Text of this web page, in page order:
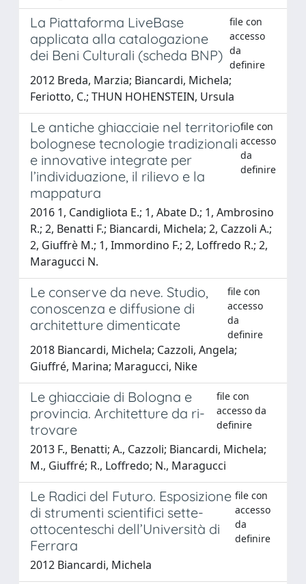
La Piattaforma LiveBase
applicata alla catalogazione
dei Beni Culturali (scheda BNP)
file con
accesso
da
definire
2012 Breda, Marzia; Biancardi, Michela;
Feriotto, C.; THUN HOHENSTEIN, Ursula
Le antiche ghiacciaie nel territorio
bolognese tecnologie tradizionali
e innovative integrate per
l’individuazione, il rilievo e la
mappatura
file con
accesso
da
definire
2016 1, Candigliota E.; 1, Abate D.; 1, Ambrosino
R.; 2, Benatti F.; Biancardi, Michela; 2, Cazzoli A.;
2, Giuffrè M.; 1, Immordino F.; 2, Loffredo R.; 2,
Maragucci N.
Le conserve da neve. Studio,
conoscenza e diffusione di
architetture dimenticate
file con
accesso
da
definire
2018 Biancardi, Michela; Cazzoli, Angela;
Giuffré, Marina; Maragucci, Nike
Le ghiacciaie di Bologna e
provincia. Architetture da ri-
trovare
file con
accesso da
definire
2013 F., Benatti; A., Cazzoli; Biancardi, Michela;
M., Giuffré; R., Loffredo; N., Maragucci
Le Radici del Futuro. Esposizione
di strumenti scientifici sette-
ottocenteschi dell’Università di
Ferrara
file con
accesso
da
definire
2012 Biancardi, Michela